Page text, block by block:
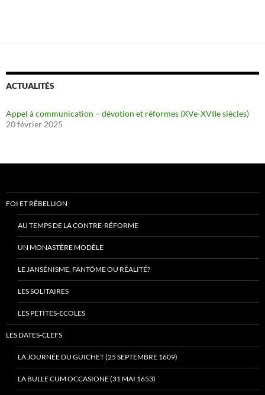
ACTUALITÉS
Appel à communication – dévotion et réformes (XVe-XVIIe siècles)
20 février 2025
FOI ET RÉBELLION
AU TEMPS DE LA CONTRE-RÉFORME
UN MONASTÈRE MODÈLE
LE JANSÉNISME, FANTÔME OU RÉALITÉ?
LES SOLITAIRES
LES PETITES-ECOLES
LES DATES-CLEFS
LA JOURNÉE DU GUICHET (25 SEPTEMBRE 1609)
LA BULLE CUM OCCASIONE (31 MAI 1653)